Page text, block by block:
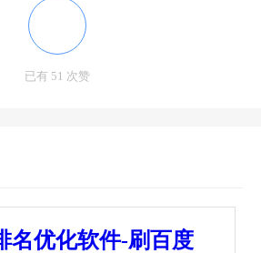
已有 51 次赞
名优化软件-刷百度